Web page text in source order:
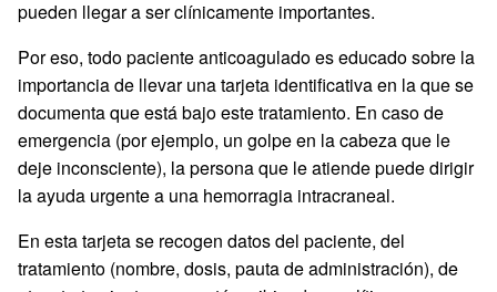
pueden llegar a ser clínicamente importantes.
Por eso, todo paciente anticoagulado es educado sobre la
importancia de llevar una tarjeta identificativa en la que se
documenta que está bajo este tratamiento. En caso de
emergencia (por ejemplo, un golpe en la cabeza que le
deje inconsciente), la persona que le atiende puede dirigir
la ayuda urgente a una hemorragia intracraneal.
En esta tarjeta se recogen datos del paciente, del
tratamiento (nombre, dosis, pauta de administración), de